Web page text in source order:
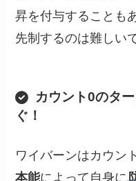
昇を付与することも
先制するのは難しい
カウント0のタ
ぐ！
ワイバーンはカウン
本能によって自身に